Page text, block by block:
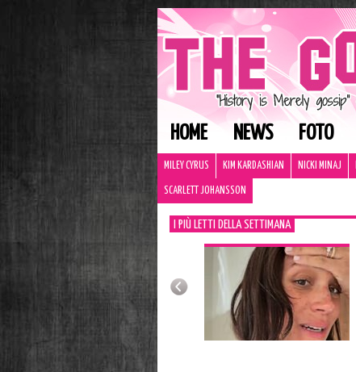
HOME NEWS FOTO
MILEY CYRUS KIM KARDASHIAN NICKI MINAJ
SCARLETT JOHANSSON
I PIÙ LETTI DELLA SETTIMANA